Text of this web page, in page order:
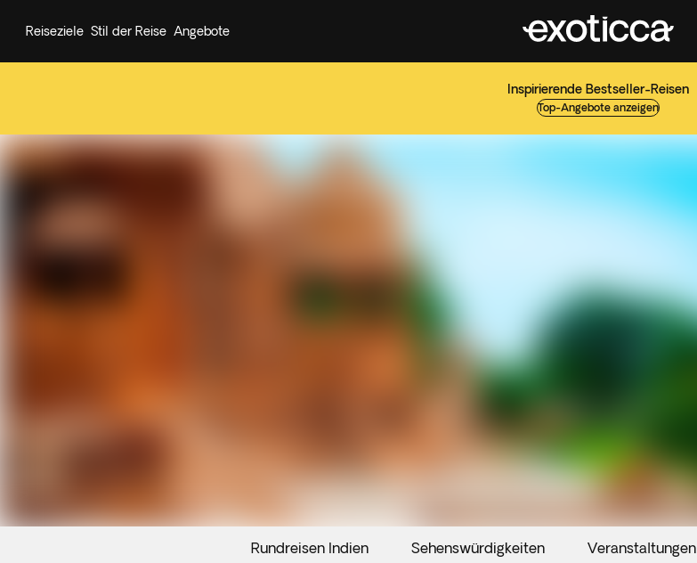
Inspirierende Bestseller-Reisen
Top-Angebote anzeigen
Reiseziele Stil der Reise Angebote
Rundreisen Indien Sehenswürdigkeiten Veranstaltungen